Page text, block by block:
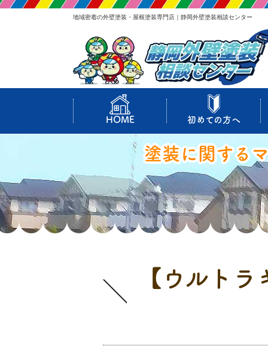
地域密着の外壁塗装・屋根塗装専門店｜静岡外壁塗装相談センター
HOME 初めての方へ
塗装に関する
【ウルト